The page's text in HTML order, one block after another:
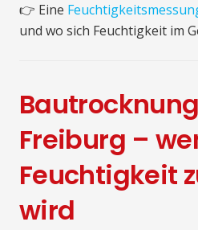
👉 Eine
und wo sich Feuchtigkeit im
Freiburg –
Feuchtigkeit
wird